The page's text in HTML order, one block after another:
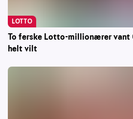
To ferske Lotto-millionærer vant
helt vilt
LOTTO